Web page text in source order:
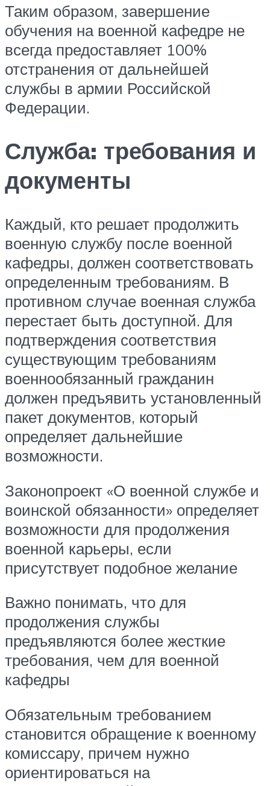
Таким образом, завершение
обучения на военной кафедре не
всегда предоставляет 100%
отстранения от дальнейшей
службы в армии Российской
Федерации.
Служба: требования и
документы
Каждый, кто решает продолжить
военную службу после военной
кафедры, должен соответствовать
определенным требованиям. В
противном случае военная служба
перестает быть доступной. Для
подтверждения соответствия
существующим требованиям
военнообязанный гражданин
должен предъявить установленный
пакет документов, который
определяет дальнейшие
возможности.
Законопроект «О военной службе и
воинской обязанности» определяет
возможности для продолжения
военной карьеры, если
присутствует подобное желание
Важно понимать, что для
продолжения службы
предъявляются более жесткие
требования, чем для военной
кафедры
Обязательным требованием
становится обращение к военному
комиссару, причем нужно
ориентироваться на